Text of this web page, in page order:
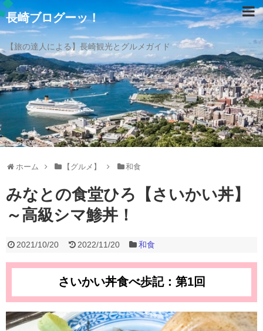
長崎ブログーッ！
【旅の達人による】長崎観光とグルメガイド
ホーム 【グルメ】 和食
みなとの食堂ひろ【さいかい丼】
～高級シマ鯵丼！
2021/10/20 2022/11/20 和食
さいかい丼食べ歩記：第1回